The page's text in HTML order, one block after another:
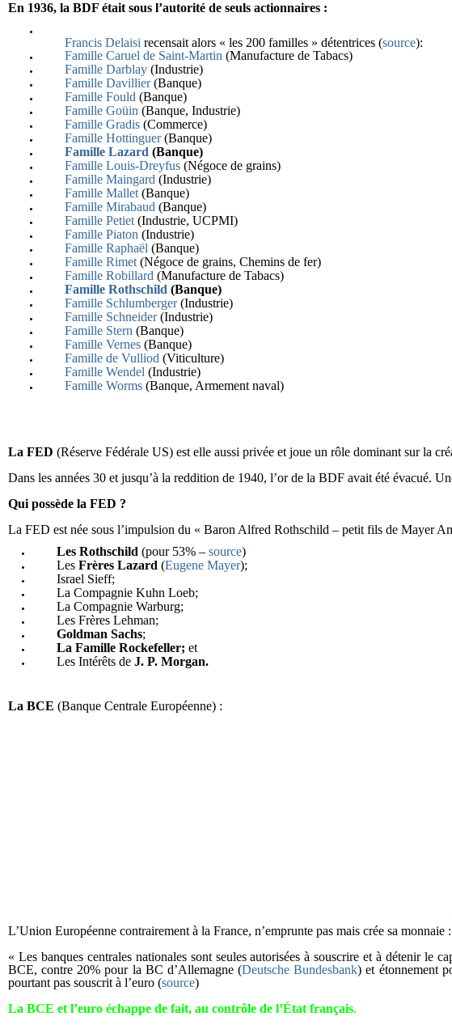
En 1936, la BDF était sous l’autorité de seuls actionnaires :
Francis Delaisi recensait alors « les 200 familles » détentrices (source):
Famille Caruel de Saint-Martin (Manufacture de Tabacs)
Famille Darblay (Industrie)
Famille Davillier(Banque)
Famille Fould (Banque)
Famille Goüin (Banque, Industrie)
Famille Gradis (Commerce)
Famille Hottinguer(Banque)
Famille Lazard (Banque)
Famille Louis-Dreyfus (Négoce de grains)
Famille Maingard (Industrie)
Famille Mallet (Banque)
Famille Mirabaud (Banque)
Famille Petiet (Industrie, UCPMI)
Famille Piaton (Industrie)
Famille Raphaël (Banque)
Famille Rimet (Négoce de grains, Chemins de fer)
Famille Robillard (Manufacture de Tabacs)
Famille Rothschild (Banque)
Famille Schlumberger(Industrie)
Famille Schneider(Industrie)
Famille Stern (Banque)
Famille Vernes (Banque)
Famille de Vulliod (Viticulture)
Famille Wendel (Industrie)
Famille Worms (Banque, Armement naval)
La FED (Réserve Fédérale US) est elle aussi privée et joue un rôle dominant sur la
Dans les années 30 et jusqu’à la reddition de 1940, l’or de la BDF avait été évacué.
Qui possède la FED ?
La FED est née sous l’impulsion du « Baron Alfred Rothschild – petit fils de Mayer
Les Rothschild (pour 53% – source)
Les Frères Lazard (Eugene Mayer);
Israel Sieff;
La Compagnie Kuhn Loeb;
La Compagnie Warburg;
Les Frères Lehman;
Goldman Sachs;
La Famille Rockefeller; et
Les Intérêts de J. P. Morgan.
La BCE (Banque Centrale Européenne) :
L’Union Européenne contrairement à la France, n’emprunte pas mais crée sa monnaie
« Les banques centrales nationales sont seules autorisées à souscrire et à détenir le
BCE, contre 20% pour la BC d’Allemagne (Deutsche Bundesbank) et étonnement
pourtant pas souscrit à l’euro (source)
La BCE et l’euro échappe de fait, au contrôle de l’État français.